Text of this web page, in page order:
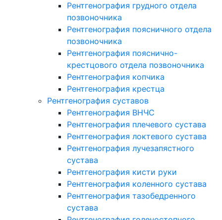
Рентгенография грудного отдела
позвоночника
Рентгенография поясничного отдела
позвоночника
Рентгенография пояснично-
крестцового отдела позвоночника
Рентгенография копчика
Рентгенография крестца
Рентгенография суставов
Рентгенография ВНЧС
Рентгенография плечевого сустава
Рентгенография локтевого сустава
Рентгенография лучезапястного
сустава
Рентгенография кисти руки
Рентгенография коленного сустава
Рентгенография тазобедренного
сустава